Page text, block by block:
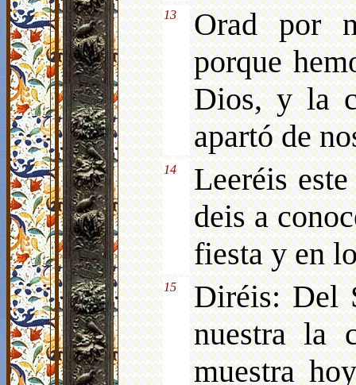
13
Orad por
porque
Dios, y la
apartó de
14
Leeréis
deis a
fiesta y en
15
Diréis: Del
nuestra la
muestra